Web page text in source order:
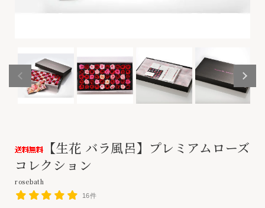
【生花 バラ風呂】プレミアムローズ
コレクション
rosebath
16件